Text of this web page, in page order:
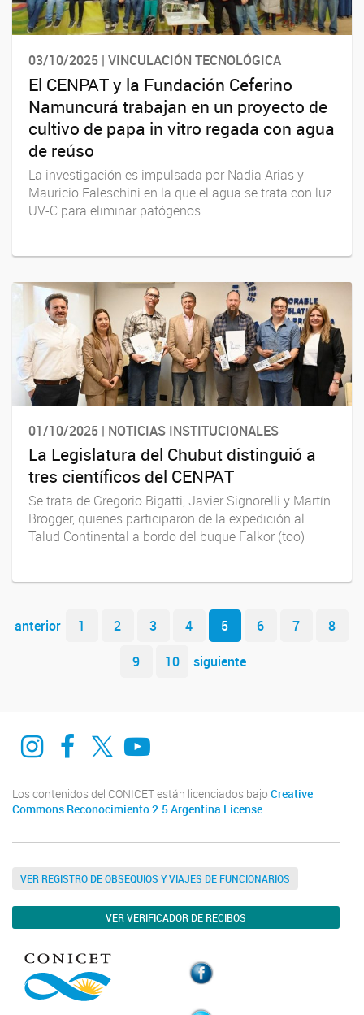
03/10/2025 | VINCULACIÓN TECNOLÓGICA
El CENPAT y la Fundación Ceferino
Namuncurá trabajan en un proyecto de
cultivo de papa in vitro regada con agua
de reúso
La investigación es impulsada por Nadia Arias y
Mauricio Faleschini en la que el agua se trata con luz
UV-C para eliminar patógenos
01/10/2025 | NOTICIAS INSTITUCIONALES
La Legislatura del Chubut distinguió a
tres científicos del CENPAT
Se trata de Gregorio Bigatti, Javier Signorelli y Martín
Brogger, quienes participaron de la expedición al
Talud Continental a bordo del buque Falkor (too)
Navegador de artículos
anterior 1 2 3 4 5 6 7
8
9
10 siguiente
Instagram
Facebook
TwitterYoutube
Los contenidos del CONICET están licenciados bajo Creative
Commons Reconocimiento 2.5 Argentina License
VER REGISTRO DE OBSEQUIOS Y VIAJES DE FUNCIONARIOS
VER VERIFICADOR DE RECIBOS